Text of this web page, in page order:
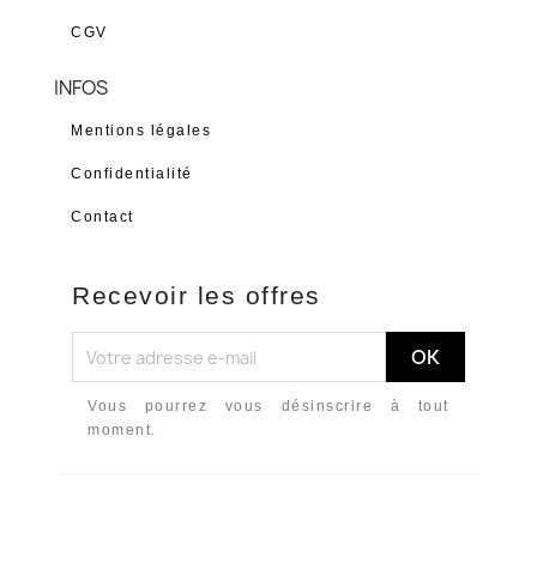
CGV
INFOS
Mentions légales
Confidentialité
Contact
Recevoir les offres
Vous pourrez vous désinscrire à tout
moment.